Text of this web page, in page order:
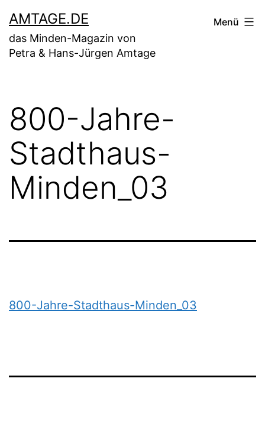
Zum
Inhalt
springen
AMTAGE.DE
das Minden-Magazin von
Petra & Hans-Jürgen Amtage
Menü
800-Jahre-
Stadthaus-
Minden_03
800-Jahre-Stadthaus-Minden_03